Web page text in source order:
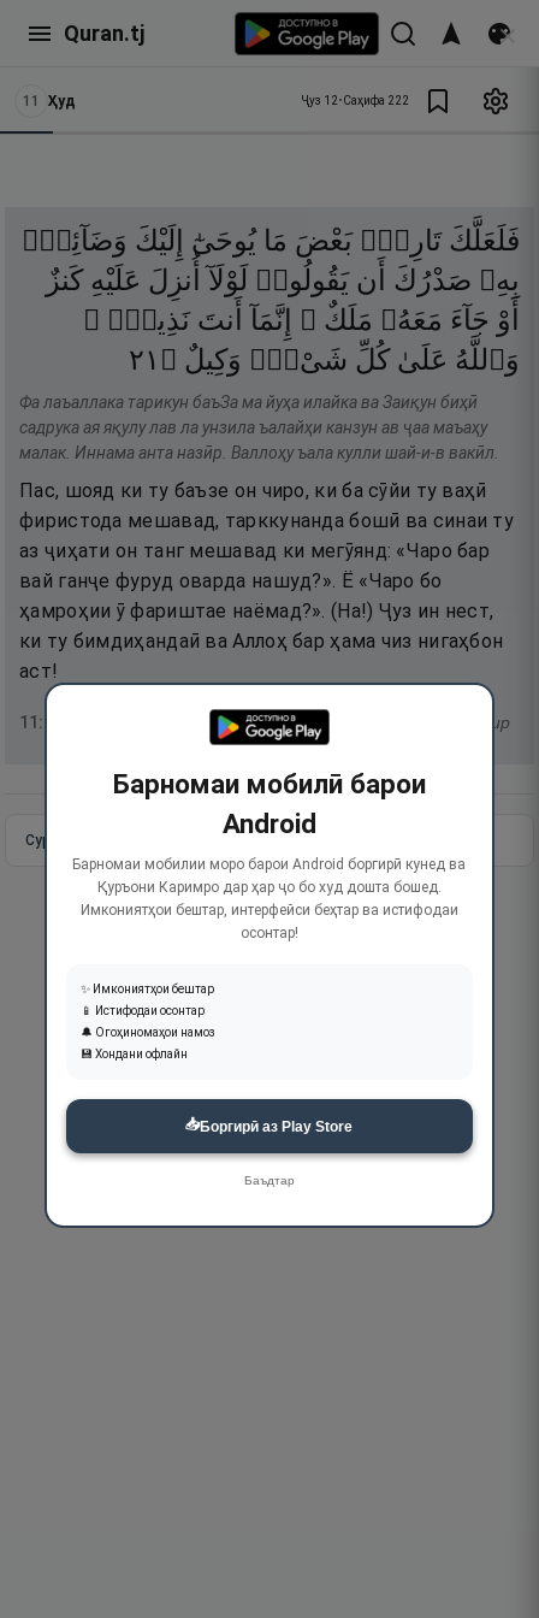
Quran.tj
11 Ҳуд Ҷуз 12•Саҳифа 222
فَلَعَلَّكَ تَارِكٌۢ بَعْضَ مَا يُوحَىٰٓ إِلَيْكَ وَضَآئِقٌۢ
بِهِۦ صَدْرُكَ أَن يَقُولُوا۟ لَوْلَآ أُنزِلَ عَلَيْهِ كَنزٌ
أَوْ جَآءَ مَعَهُۥ مَلَكٌ ۚ إِنَّمَآ أَنتَ نَذِيرٌۭ ۚ
وَٱللَّهُ عَلَىٰ كُلِّ شَىْءٍۢ وَكِيلٌ ۝ ١٢
Фа лаъаллака тарикун баъЗа ма йуҳа илайка ва Заиқун биҳӣ
садрука ая яқулу лав ла унзила ъалайҳи канзун ав ҷаа маъаҳу
малак. Иннама анта назӣр. Валлоҳу ъала кулли шай-и-в вакӣл.
Пас, шояд ки ту баъзе он чиро, ки ба сӯйи ту ваҳӣ
фиристода мешавад, тарккунанда бошӣ ва синаи ту
аз ҷиҳати он танг мешавад ки мегӯянд: «Чаро бар
вай ганҷе фуруд оварда нашуд?». Ё «Чаро бо
ҳамроҳии ӯ фариштае наёмад?». (На!) Ҷуз ин нест,
ки ту бимдиҳандаӣ ва Аллоҳ бар ҳама чиз нигаҳбон
аст!
11: тафсир
Сураи пурра
Барномаи мобилӣ барои
Android
Барномаи мобилии моро барои Android боргирӣ кунед ва
Қуръони Каримро дар ҳар ҷо бо худ дошта бошед.
Имкониятҳои бештар, интерфейси беҳтар ва истифодаи
осонтар!
✨ Имкониятҳои бештар
📱 Истифодаи осонтар
🔔 Огоҳиномаҳои намоз
💾 Хондани офлайн
📥Боргирӣ аз Play Store
Баъдтар